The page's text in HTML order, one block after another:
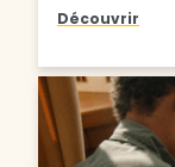
Découvrir